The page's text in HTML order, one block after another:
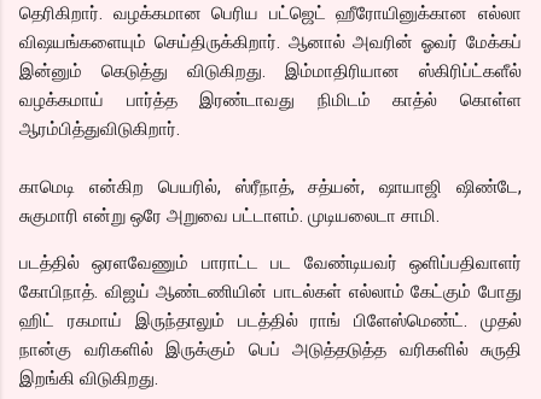
தெரிகிறார். வழக்கமான பெரிய பட்ஜெட் ஹீரோயினுக்கான எல்லா
விஷயங்களையும் செய்திருக்கிறார். ஆனால் அவரின் ஓவர் மேக்கப்
இன்னும் கெடுத்து விடுகிறது. இம்மாதிரியான ஸ்கிரிப்ட்களீல்
வழக்கமாய் பார்த்த இரண்டாவது நிமிடம் காத்ல் கொள்ள
ஆரம்பித்துவிடுகிறார்.
காமெடி என்கிற பெயரில், ஸ்ரீநாத், சத்யன், ஷாயாஜி ஷிண்டே,
சுகுமாரி என்று ஒரே அறுவை பட்டாளம். முடியலைடா சாமி.
படத்தில் ஒரளவேணும் பாராட்ட பட வேண்டியவர் ஒளிப்பதிவாளர்
கோபிநாத். விஜய் ஆண்டணியின் பாடல்கள் எல்லாம் கேட்கும் போது
ஹிட் ரகமாய் இருந்தாலும் படத்தில் ராங் பிளேஸ்மெண்ட். முதல்
நான்கு வரிகளில் இருக்கும் பெப் அடுத்தடுத்த வரிகளில் சுருதி
இறங்கி விடுகிறது.